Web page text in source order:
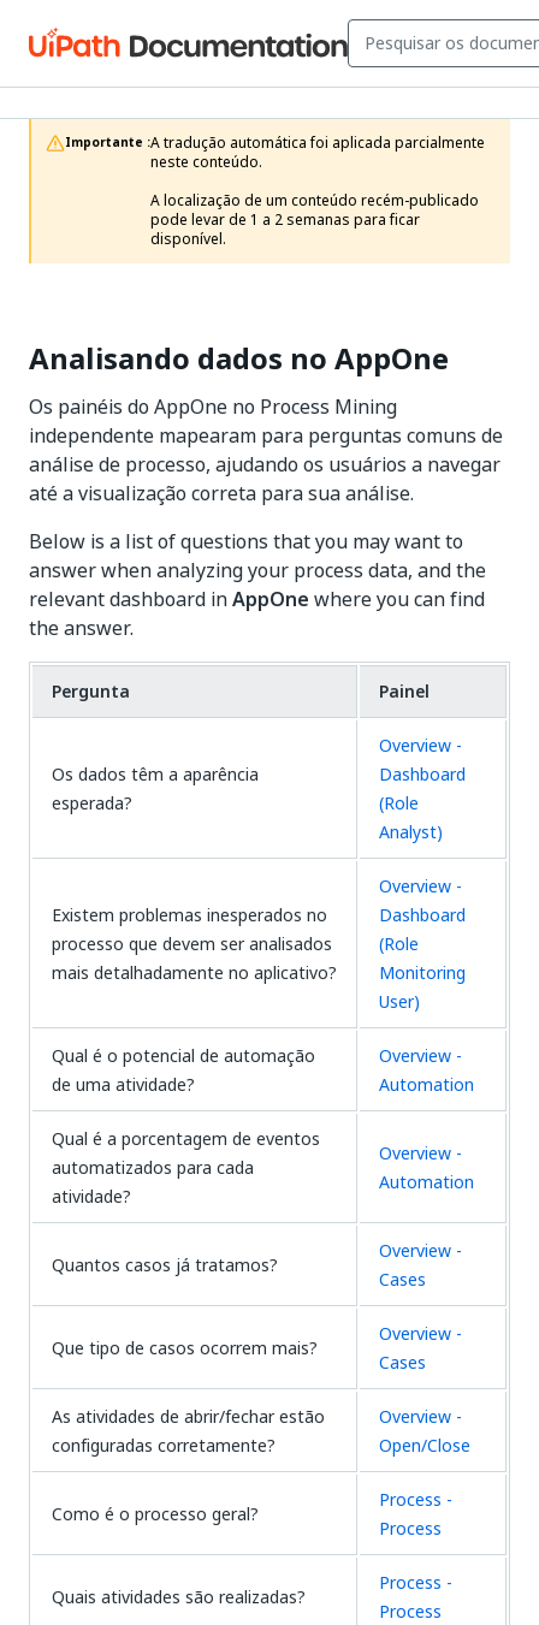
Importante :A tradução automática foi aplicada parcialmente
neste conteúdo.
A localização de um conteúdo recém-publicado
pode levar de 1 a 2 semanas para ficar
disponível.
Analisando dados no AppOne
Os painéis do AppOne no Process Mining
independente mapearam para perguntas comuns de
análise de processo, ajudando os usuários a navegar
até a visualização correta para sua análise.
Below is a list of questions that you may want to
answer when analyzing your process data, and the
relevant dashboard inAppOne where you can find
the answer.
Pergunta Painel
Os dados têm a aparência
esperada?
Overview -
Dashboard
(Role
Analyst)
Existem problemas inesperados no
processo que devem ser analisados
mais detalhadamente no aplicativo?
Overview -
Dashboard
(Role
Monitoring
User)
Qual é o potencial de automação
de uma atividade?
Overview -
Automation
Qual é a porcentagem de eventos
automatizados para cada
atividade?
Overview -
Automation
Quantos casos já tratamos?
Overview -
Cases
Que tipo de casos ocorrem mais?
Overview -
Cases
As atividades de abrir/fechar estão
configuradas corretamente?
Overview -
Open/Close
Como é o processo geral?
Process -
Process
Quais atividades são realizadas?
Process -
Process